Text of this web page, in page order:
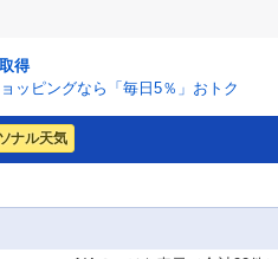
得
ッピングなら「毎日5％」おトク
ナル天気